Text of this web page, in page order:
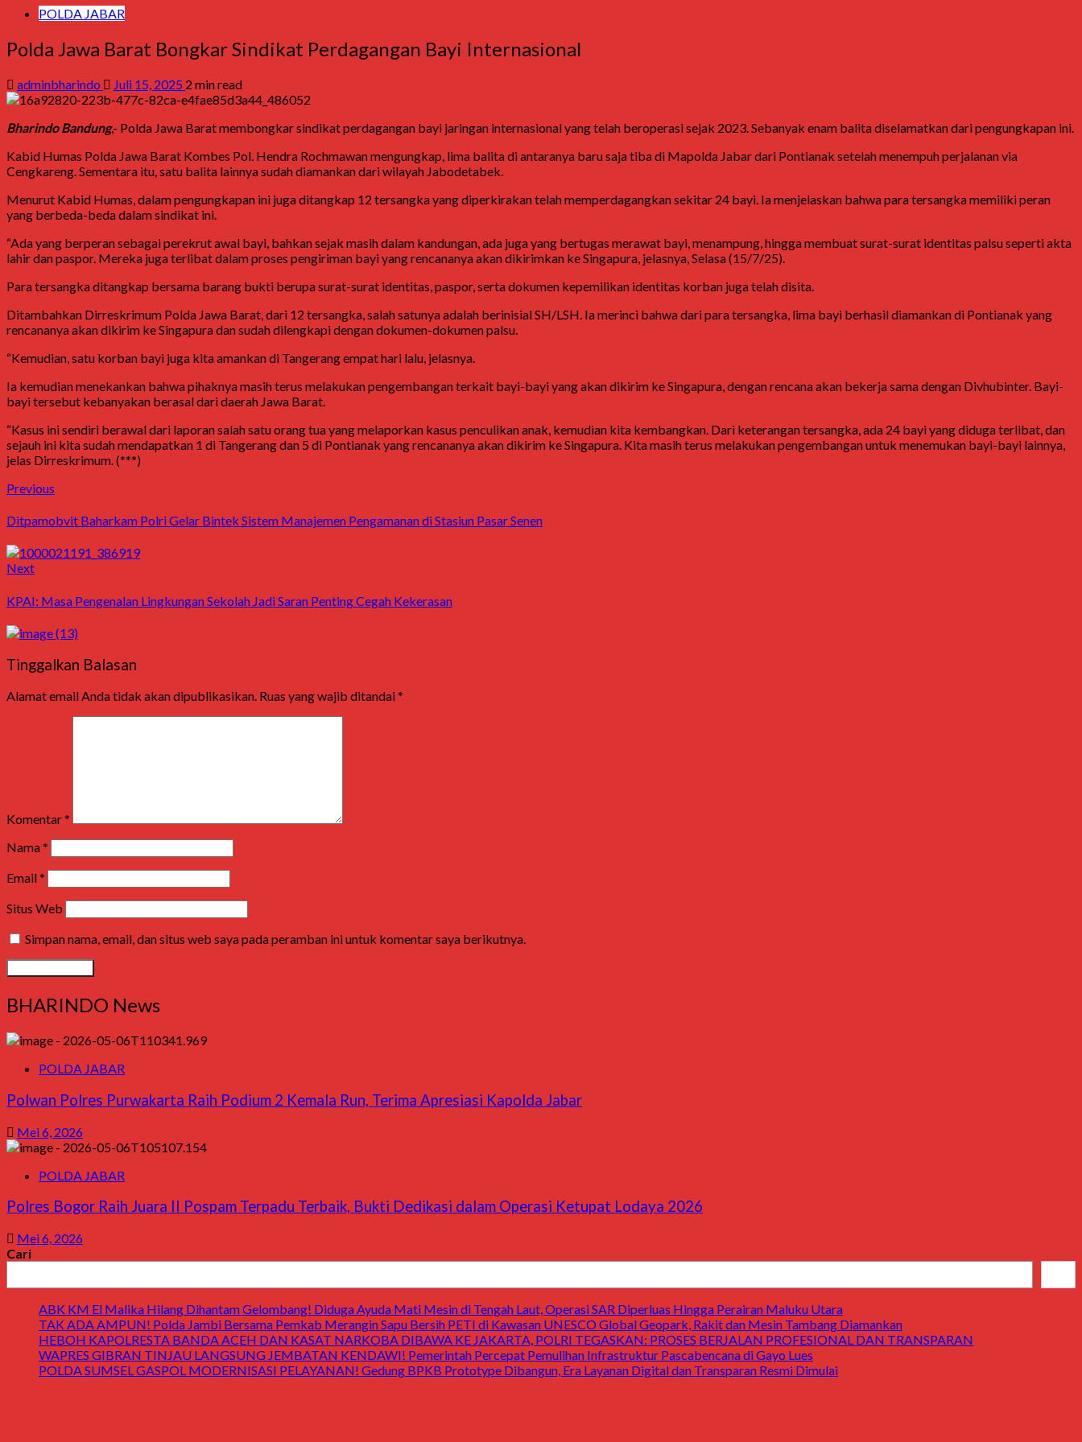
POLDA JABAR
Polda Jawa Barat Bongkar Sindikat Perdagangan Bayi Internasional
adminbharindo Juli 15, 2025 2 min read
Bharindo Bandung,- Polda Jawa Barat membongkar sindikat perdagangan bayi jaringan internasional yang telah beroperasi sejak 2023. Sebanyak enam balita diselamatkan dari pengungkapan ini.
Kabid Humas Polda Jawa Barat Kombes Pol. Hendra Rochmawan mengungkap, lima balita di antaranya baru saja tiba di Mapolda Jabar dari Pontianak setelah menempuh perjalanan via
Cengkareng. Sementara itu, satu balita lainnya sudah diamankan dari wilayah Jabodetabek.
Menurut Kabid Humas, dalam pengungkapan ini juga ditangkap 12 tersangka yang diperkirakan telah memperdagangkan sekitar 24 bayi. Ia menjelaskan bahwa para tersangka memiliki peran
yang berbeda-beda dalam sindikat ini.
“Ada yang berperan sebagai perekrut awal bayi, bahkan sejak masih dalam kandungan, ada juga yang bertugas merawat bayi, menampung, hingga membuat surat-surat identitas palsu seperti akta
lahir dan paspor. Mereka juga terlibat dalam proses pengiriman bayi yang rencananya akan dikirimkan ke Singapura, jelasnya, Selasa (15/7/25).
Para tersangka ditangkap bersama barang bukti berupa surat-surat identitas, paspor, serta dokumen kepemilikan identitas korban juga telah disita.
Ditambahkan Dirreskrimum Polda Jawa Barat, dari 12 tersangka, salah satunya adalah berinisial SH/LSH. Ia merinci bahwa dari para tersangka, lima bayi berhasil diamankan di Pontianak yang
rencananya akan dikirim ke Singapura dan sudah dilengkapi dengan dokumen-dokumen palsu.
“Kemudian, satu korban bayi juga kita amankan di Tangerang empat hari lalu, jelasnya.
Ia kemudian menekankan bahwa pihaknya masih terus melakukan pengembangan terkait bayi-bayi yang akan dikirim ke Singapura, dengan rencana akan bekerja sama dengan Divhubinter. Bayi-
bayi tersebut kebanyakan berasal dari daerah Jawa Barat.
“Kasus ini sendiri berawal dari laporan salah satu orang tua yang melaporkan kasus penculikan anak, kemudian kita kembangkan. Dari keterangan tersangka, ada 24 bayi yang diduga terlibat, dan
sejauh ini kita sudah mendapatkan 1 di Tangerang dan 5 di Pontianak yang rencananya akan dikirim ke Singapura. Kita masih terus melakukan pengembangan untuk menemukan bayi-bayi lainnya,
jelas Dirreskrimum. (***)
Post
navigation
Previous
Ditpamobvit Baharkam Polri Gelar Bintek Sistem Manajemen Pengamanan di Stasiun Pasar Senen
NextNext
KPAI: Masa Pengenalan Lingkungan Sekolah Jadi Saran Penting Cegah Kekerasan
Tinggalkan Balasan
Alamat email Anda tidak akan dipublikasikan. Ruas yang wajib ditandai*
Komentar*
Nama*
Email*
Situs Web
Simpan nama, email, dan situs web saya pada peramban ini untuk komentar saya berikutnya.
BHARINDO News
POLDA JABAR
Polwan Polres Purwakarta Raih Podium 2 Kemala Run, Terima Apresiasi Kapolda Jabar
Mei 6, 2026
POLDA JABAR
Polres Bogor Raih Juara II Pospam Terpadu Terbaik, Bukti Dedikasi dalam Operasi Ketupat Lodaya 2026
Mei 6, 2026
Cari
ABK KM El Malika Hilang Dihantam Gelombang! Diduga Ayuda Mati Mesin di Tengah Laut, Operasi SAR Diperluas Hingga Perairan Maluku Utara
TAK ADA AMPUN! Polda Jambi Bersama Pemkab Merangin Sapu Bersih PETI di Kawasan UNESCO Global Geopark, Rakit dan Mesin Tambang Diamankan
HEBOH KAPOLRESTA BANDA ACEH DAN KASAT NARKOBA DIBAWA KE JAKARTA, POLRI TEGASKAN: PROSES BERJALAN PROFESIONAL DAN TRANSPARAN
WAPRES GIBRAN TINJAU LANGSUNG JEMBATAN KENDAWI! Pemerintah Percepat Pemulihan Infrastruktur Pascabencana di Gayo Lues
POLDA SUMSEL GASPOL MODERNISASI PELAYANAN! Gedung BPKB Prototype Dibangun, Era Layanan Digital dan Transparan Resmi Dimulai